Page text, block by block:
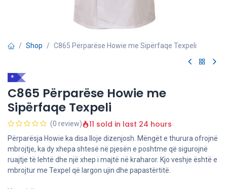
Shop C865 Përparëse Howie me Sipërfaqe Texpeli
*
C865 Përparëse Howie me
Sipërfaqe Texpeli
(0 review) 11 sold in last 24 hours
Përparësja Howie ka disa lloje dizenjosh. Mëngët e thurura ofrojnë
mbrojtje, ka dy xhepa shtesë në pjesën e poshtme që sigurojnë
ruajtje të lehtë dhe një xhep i majtë në kraharor. Kjo veshje është e
mbrojtur me Texpel që largon ujin dhe papastërtitë.